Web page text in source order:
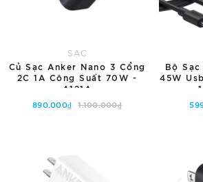
SẠC
Củ Sạc Anker Nano 3 Cổng
2C 1A Công Suất 70W -
A121A
890.000₫ 1.100.000₫
Bộ
45W